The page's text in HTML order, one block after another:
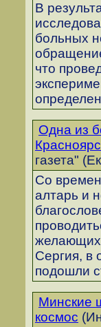
В
больных
что
Одна из
газета"
Со
алтарь и
желающих
Сергия, в
подошли
Минские
космос